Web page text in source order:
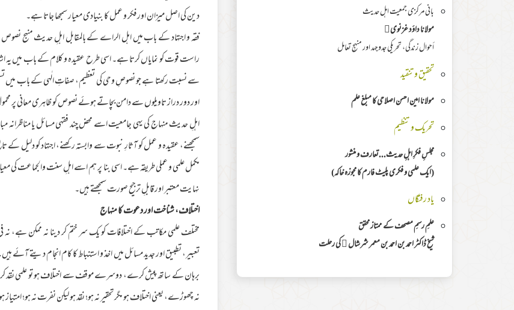
بانی مرکزی جمعیت اہل حدیث
مولانا داؤد غزنوی﷫
أحوال زندگی، تحریکی جدوجہد اور منہجِ تعامل
تحقیق وتنقید
مولانا امین احسن اصلاحی کا مبلغ علم
تحریک و تنظیم
مجلسِ فکرِ اہلِ حدیث...تعارف و منشور
(ایک علمی و فکری پلیٹ فارم کا مجوزہ خاکہ)
یاد رفتگاں
علمِ رسمِ مصحف کے ممتاز محقق
شیخ ڈاکٹر احمد بن احمد بن معمر شرشال ﷫ کی رحلت
دین کی اصل میزان اور فکر و عمل کا بنیادی معیار سمجھا جاتا ہے۔
فقہ و اجتہاد کے باب میں اہل الراے کے بالمقابل اہلِ حدیث منہج
راست قوت کو نمایاں کرتا ہے۔ اسی طرح عقیدہ و کلام کے باب میں یہ
سے نسبت رکھتا ہے جو نصوصِ وحی کی تعظیم، صفاتِ الٰہی کے باب میں
اور دور دراز تاویلوں سے دامن بچاتے ہوئے نصوص کو ظاہری معانی پر
اہلِ حدیث منہاج کی یہی جامعیت اسے محض چند فقہی مسائل یا
سمجھنے، عقیدہ و عمل کو آثارِ نبوت سے وابستہ رکھنے، اجتہاد کو
مکمل علمی و عملی طریقہ ہے۔ اسی بنا پر ہم اسے اہلِ سنت والجماعت
نہایت معتبر اور قابلِ ترجیح صورت سمجھتے ہیں۔
اختلاف، شناخت اور دعوت کا منہاج
مختلف علمی مکاتب کے اختلافات کو یک سر ختم کر دینا نہ ممکن ہے،
تعبیر، تطبیق اور جدید مسائل میں اخذ و استنباط کا کام انجام دیتے
برہان کے ساتھ پیش کرے، دوسرے موقف سے اختلاف ہو تو علمی نقد
نہ چھوڑے، یعنی اختلاف ہو مگر تحقیر نہ ہو؛ نقد ہو لیکن نفرت نہ ہو؛ امتیاز